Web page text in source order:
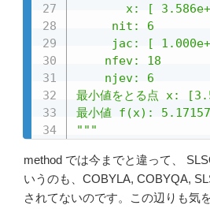
x: [
     nit: 6
jac: [
    nfev: 18
    njev: 6
最小値をとる点 x:
最小値 f(x):
"""
method では今までと違って、
いうのも、COBYLA, COBYQA,
されてないのです。この辺りも気